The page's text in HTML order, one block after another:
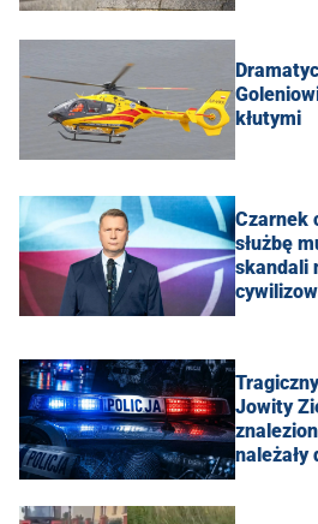
kłutymi
Czarnek
służbę
skandali
Jowity
należały